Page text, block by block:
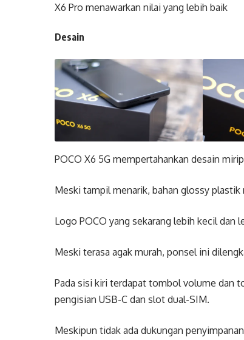
X6 Pro menawarkan nilai yang lebih baik
Desain
POCO X6 5G mempertahankan desain
Meski tampil menarik, bahan glossy
Logo POCO yang sekarang lebih kecil
Meski terasa agak murah, ponsel ini
Pada sisi kiri terdapat tombol volume dan
pengisian USB-C dan slot dual-SIM.
Meskipun tidak ada dukungan